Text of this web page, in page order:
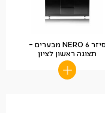
סיזר NERO 6 מבערים –
תצוגה ראשון לציון